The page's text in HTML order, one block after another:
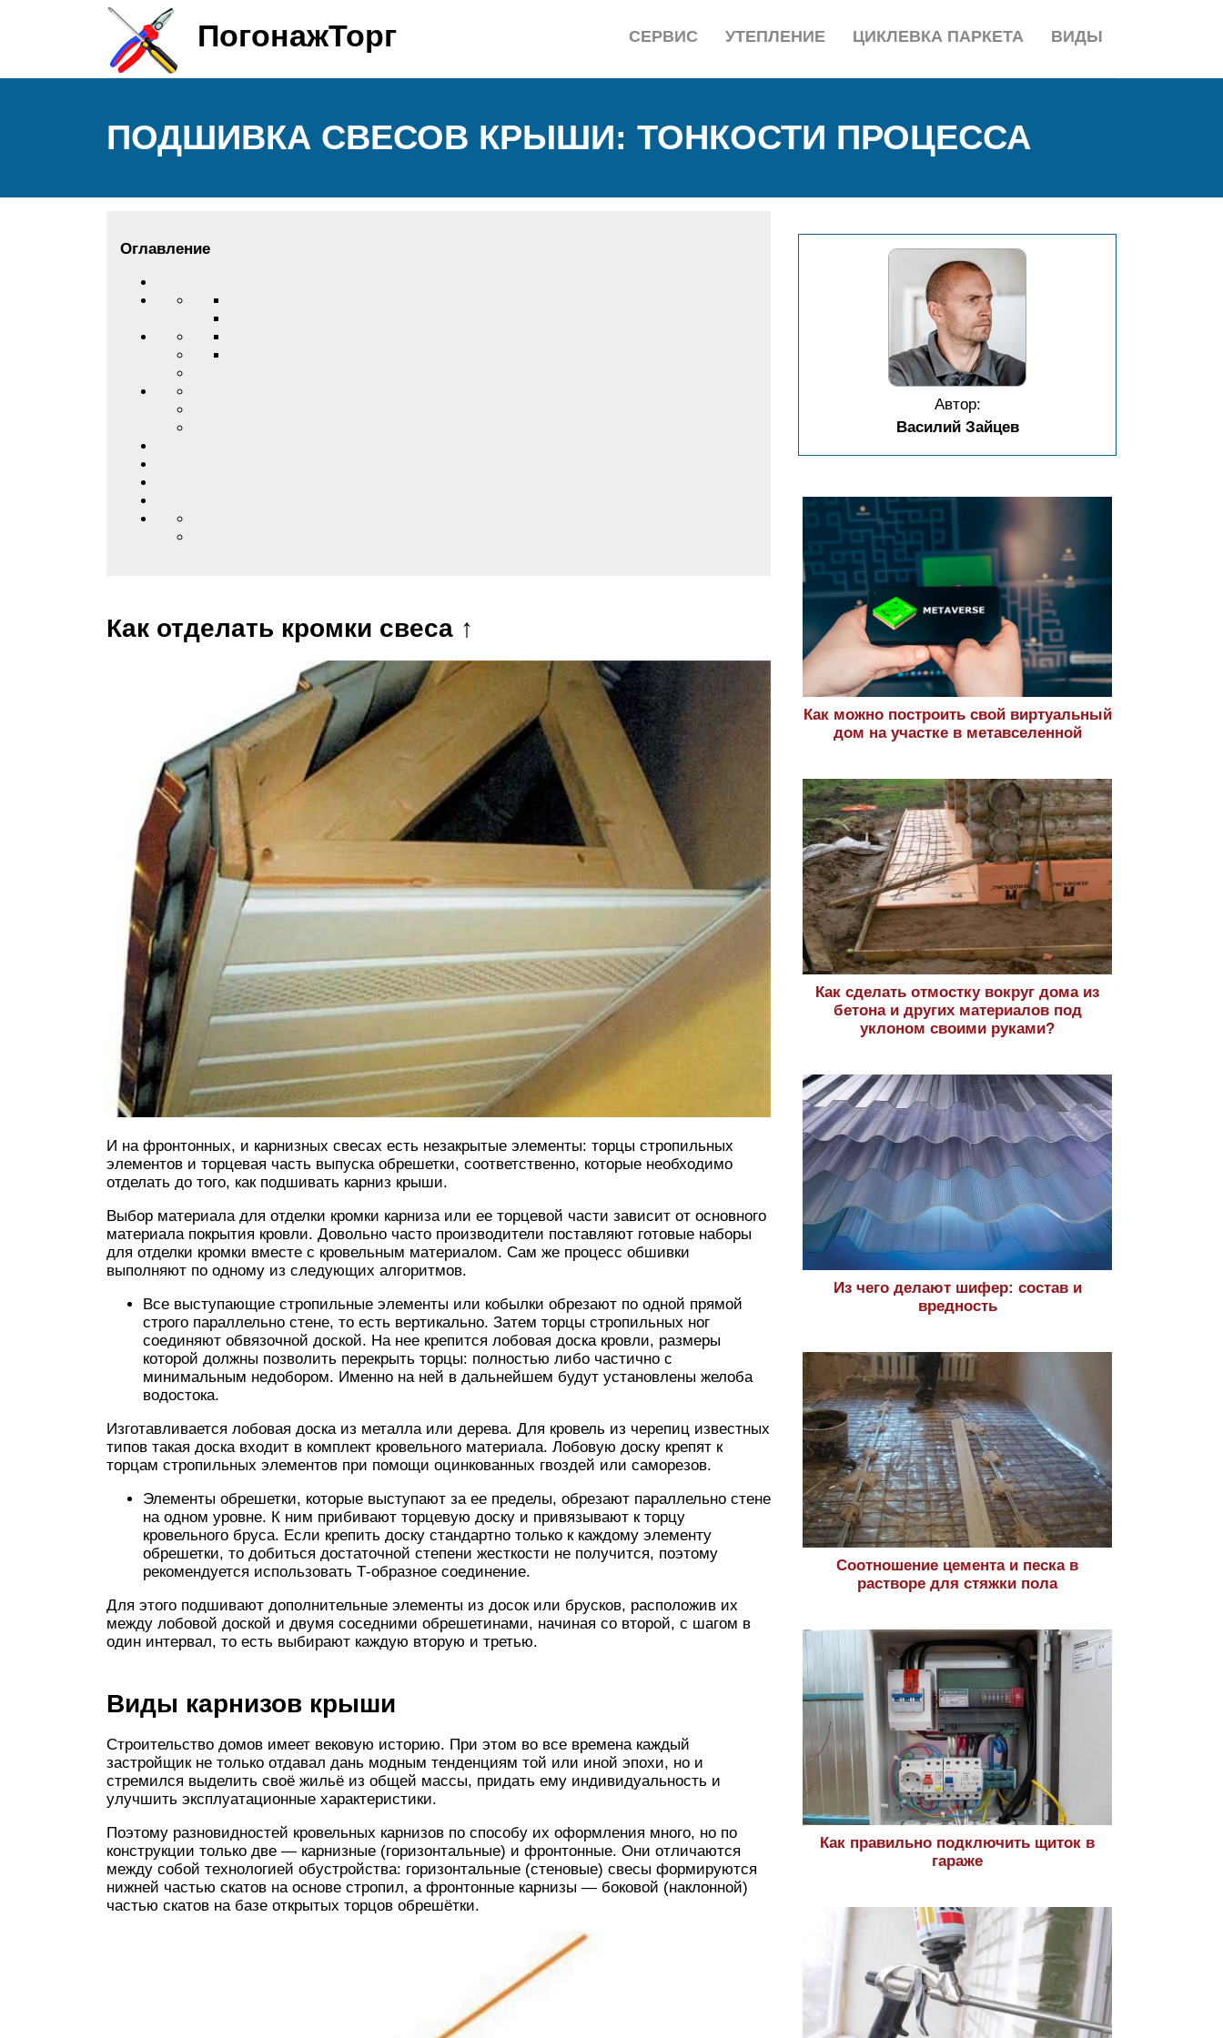
ПогонажТорг ВИДЫ
ЦИКЛЕВКА ПАРКЕТА
УТЕПЛЕНИЕ
СЕРВИС
ПОДШИВКА СВЕСОВ КРЫШИ: ТОНКОСТИ ПРОЦЕССА
Оглавление
Как отделать кромки свеса ↑
И на фронтонных, и карнизных свесах есть незакрытые элементы: торцы стропильных
элементов и торцевая часть выпуска обрешетки, соответственно, которые необходимо
отделать до того, как подшивать карниз крыши.
Выбор материала для отделки кромки карниза или ее торцевой части зависит от основного
материала покрытия кровли. Довольно часто производители поставляют готовые наборы
для отделки кромки вместе с кровельным материалом. Сам же процесс обшивки
выполняют по одному из следующих алгоритмов.
Все выступающие стропильные элементы или кобылки обрезают по одной прямой
строго параллельно стене, то есть вертикально. Затем торцы стропильных ног
соединяют обвязочной доской. На нее крепится лобовая доска кровли, размеры
которой должны позволить перекрыть торцы: полностью либо частично с
минимальным недобором. Именно на ней в дальнейшем будут установлены желоба
водостока.
Изготавливается лобовая доска из металла или дерева. Для кровель из черепиц известных
типов такая доска входит в комплект кровельного материала. Лобовую доску крепят к
торцам стропильных элементов при помощи оцинкованных гвоздей или саморезов.
Элементы обрешетки, которые выступают за ее пределы, обрезают параллельно стене
на одном уровне. К ним прибивают торцевую доску и привязывают к торцу
кровельного бруса. Если крепить доску стандартно только к каждому элементу
обрешетки, то добиться достаточной степени жесткости не получится, поэтому
рекомендуется использовать Т-образное соединение.
Для этого подшивают дополнительные элементы из досок или брусков, расположив их
между лобовой доской и двумя соседними обрешетинами, начиная со второй, с шагом в
один интервал, то есть выбирают каждую вторую и третью.
Виды карнизов крыши
Строительство домов имеет вековую историю. При этом во все времена каждый
застройщик не только отдавал дань модным тенденциям той или иной эпохи, но и
стремился выделить своё жильё из общей массы, придать ему индивидуальность и
улучшить эксплуатационные характеристики.
Поэтому разновидностей кровельных карнизов по способу их оформления много, но по
конструкции только две — карнизные (горизонтальные) и фронтонные. Они отличаются
между собой технологией обустройства: горизонтальные (стеновые) свесы формируются
нижней частью скатов на основе стропил, а фронтонные карнизы — боковой (наклонной)
частью скатов на базе открытых торцов обрешётки.
Автор:
Василий Зайцев
Как можно построить свой виртуальный
дом на участке в метавселенной
Как сделать отмостку вокруг дома из
бетона и других материалов под
уклоном своими руками?
Из чего делают шифер: состав и
вредность
Соотношение цемента и песка в
растворе для стяжки пола
Как правильно подключить щиток в
гараже